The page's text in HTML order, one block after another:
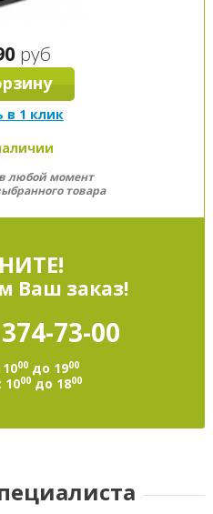
руб
в 1 клик
любой момент
товара
Ваш заказ!
374-73-00
00до 1900
1000до 1800